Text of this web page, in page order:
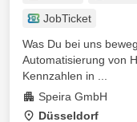
JobTicket
Was Du bei uns
Automatisierung von
Kennzahlen in ...
Speira GmbH
Düsseldorf